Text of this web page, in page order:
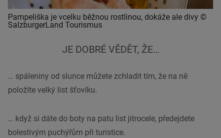
Pampeliška je vcelku běžnou rostlinou, dokáže ale divy ©
SalzburgerLand Tourismus
JE DOBRÉ VĚDĚT, ŽE…
… spáleniny od slunce můžete zchladit tím, že na ně
položíte velký list šťovíku.
… když si dáte do boty na patu list jitrocele, předejdete
bolestivým puchýřům při turistice.